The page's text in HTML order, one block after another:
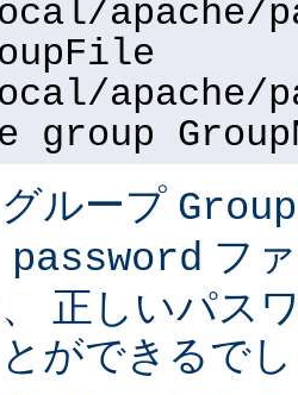
apache/
apache/
group
ループ
password フ
正しいパス
ができるで